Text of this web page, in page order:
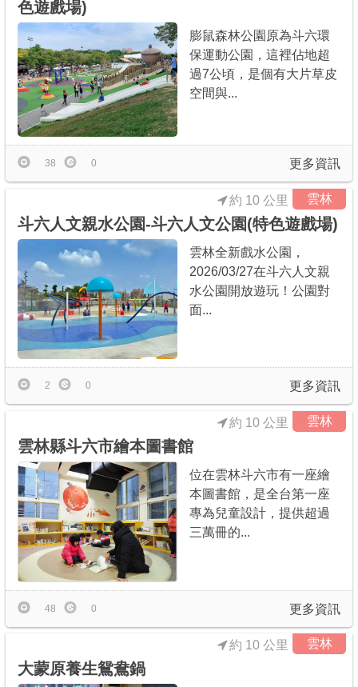
色遊戲場)
膨鼠森林公園原為斗六環
保運動公園，這裡佔地超
過7公頃，是個有大片草皮
空間與...
更多資訊
38 0
雲林
斗六人文親水公園-斗六人文公園(特色遊戲場)
約 10 公里
雲林全新戲水公園，
2026/03/27在斗六人文親
水公園開放遊玩！公園對
面...
更多資訊
2 0
雲林
雲林縣斗六市繪本圖書館
約 10 公里
位在雲林斗六市有一座繪
本圖書館，是全台第一座
專為兒童設計，提供超過
三萬冊的...
更多資訊
48 0
雲林
大蒙原養生鴛鴦鍋
約 10 公里